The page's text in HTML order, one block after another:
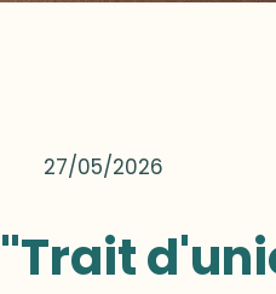
27/05/2026
"Trait